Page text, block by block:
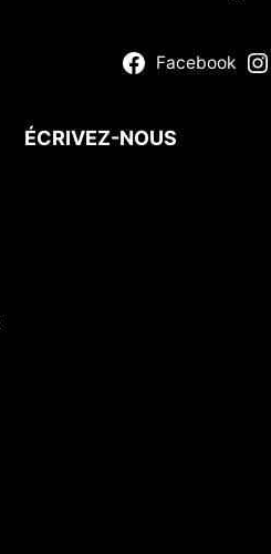
Facebook
ÉCRIVEZ-NOUS